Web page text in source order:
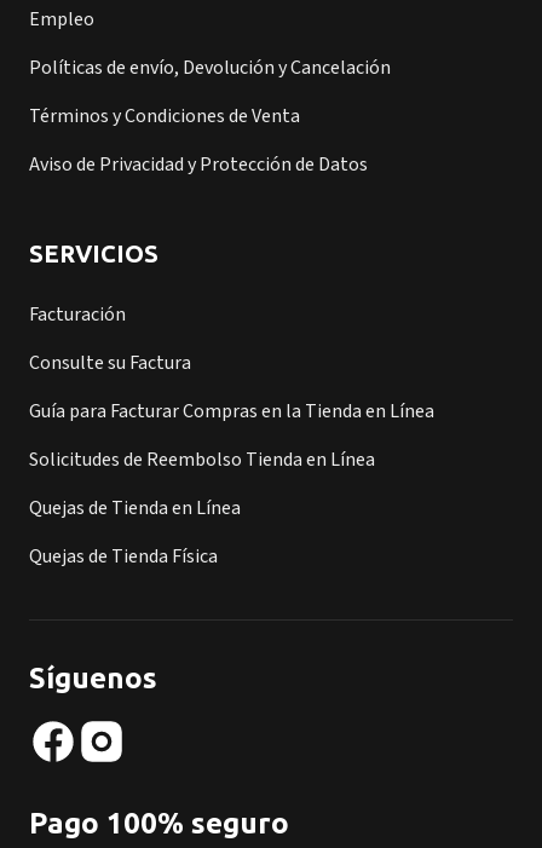
Empleo
Políticas de envío, Devolución y Cancelación
Términos y Condiciones de Venta
Aviso de Privacidad y Protección de Datos
SERVICIOS
Facturación
Consulte su Factura
Guía para Facturar Compras en la Tienda en Línea
Solicitudes de Reembolso Tienda en Línea
Quejas de Tienda en Línea
Quejas de Tienda Física
Síguenos
Pago 100% seguro